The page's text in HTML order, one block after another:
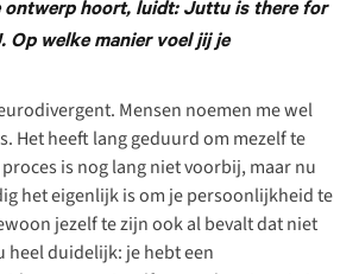
ontwerp hoort, luidt: Juttu is there for
Op welke manier voel jij je
Mensen noemen me wel
Het heeft lang geduurd om mezelf te
is nog lang niet voorbij, maar nu
het eigenlijk is om je persoonlijkheid te
jezelf te zijn ook al bevalt dat niet
heel duidelijk: je hebt een